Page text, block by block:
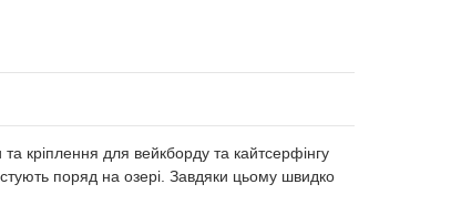
кріплення для вейкборду та кайтсерфінгу
поряд на озері. Завдяки цьому швидко